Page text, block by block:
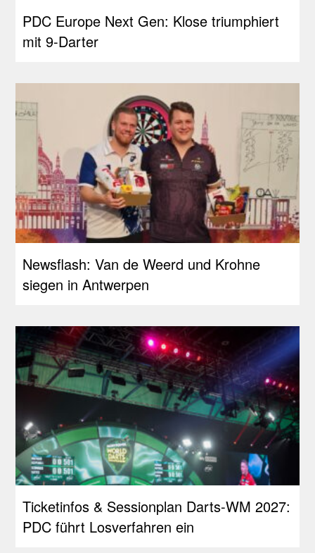
PDC Europe Next Gen: Klose triumphiert
mit 9-Darter
Newsflash: Van de Weerd und Krohne
siegen in Antwerpen
Ticketinfos & Sessionplan Darts-WM 2027:
PDC führt Losverfahren ein